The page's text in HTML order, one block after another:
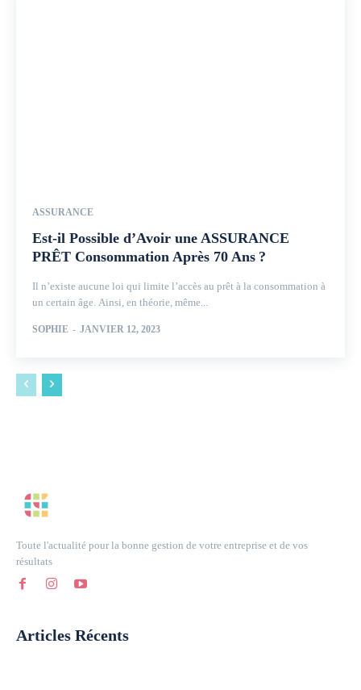
ASSURANCE
Est-il Possible d’Avoir une ASSURANCE
PRÊT Consommation Après 70 Ans ?
Il n’existe aucune loi qui limite l’accès au prêt à la consommation à
un certain âge. Ainsi, en théorie, même...
SOPHIE - JANVIER 12, 2023
Toute l'actualité pour la bonne gestion de votre entreprise et de vos
résultats
Articles Récents